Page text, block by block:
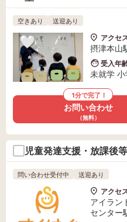
空きあり 送迎あり
アクセ
摂津本山
受入年
未就学 小
1分で完了！
お問い合わせ
（無料）
児童発達支援・放課後
問い合わせ受付中 送迎あり
アクセ
アイラン
センター